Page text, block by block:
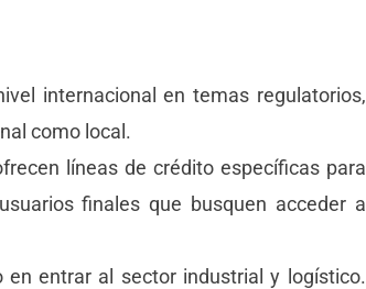
internacional en temas regulatorios,
como local.
líneas de crédito específicas para
finales que busquen acceder a
en entrar al sector industrial y logístico.